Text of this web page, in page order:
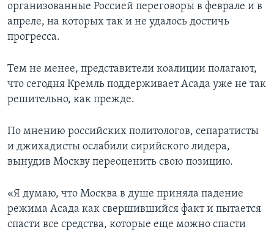
организованные Россией переговоры в феврале и в
апреле, на которых так и не удалось достичь
прогресса.
Тем не менее, представители коалиции полагают,
что сегодня Кремль поддерживает Асада уже не так
решительно, как прежде.
По мнению российских политологов, сепаратисты
и джихадисты ослабили сирийского лидера,
вынудив Москву переоценить свою позицию.
«Я думаю, что Москва в душе приняла падение
режима Асада как свершившийся факт и пытается
спасти все средства, которые еще можно спасти